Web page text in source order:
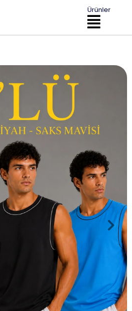
Ürünler